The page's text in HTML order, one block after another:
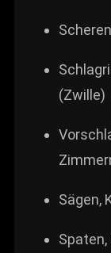
(Zwille)
Sägen,